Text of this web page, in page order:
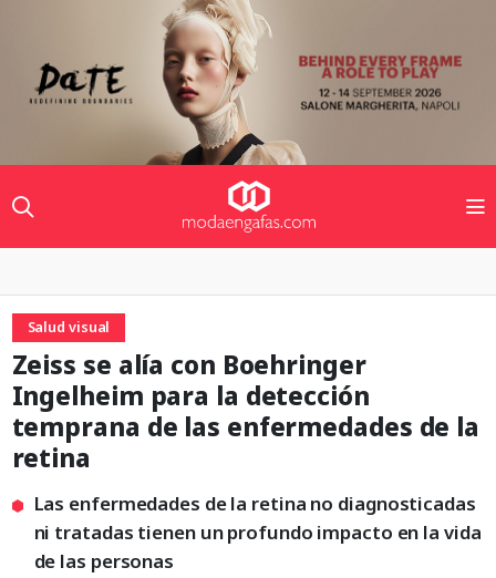
Salud visual
Zeiss se alía con Boehringer
Ingelheim para la detección
temprana de las enfermedades de la
retina
Las enfermedades de la retina no diagnosticadas
ni tratadas tienen un profundo impacto en la vida
de las personas